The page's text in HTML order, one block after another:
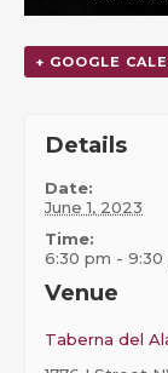
+ GOOGLE
Details
Date:
June 1, 2023
Time:
6:30 pm - 9:30
Venue
Taberna del